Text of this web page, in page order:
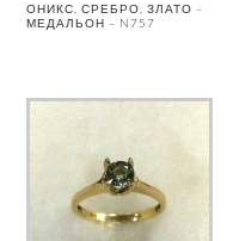
ОНИКС, СРЕБРО, ЗЛАТО –
МЕДАЛЬОН – N757